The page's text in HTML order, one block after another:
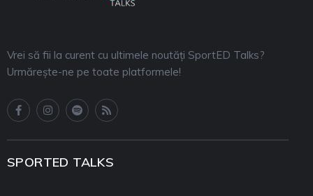
Vrei să fii la curent cu ultimele noutăți SportED Talks?
Urmărește-ne pe toate platformele!
SPORTED TALKS